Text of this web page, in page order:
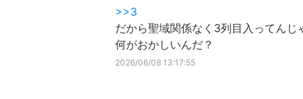
>>3
だから聖域関係なく3列目入ってんじ
何がおかしいんだ？
2026/06/08 13:17:55